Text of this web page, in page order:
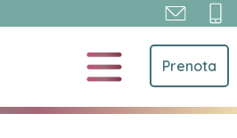
Prenota